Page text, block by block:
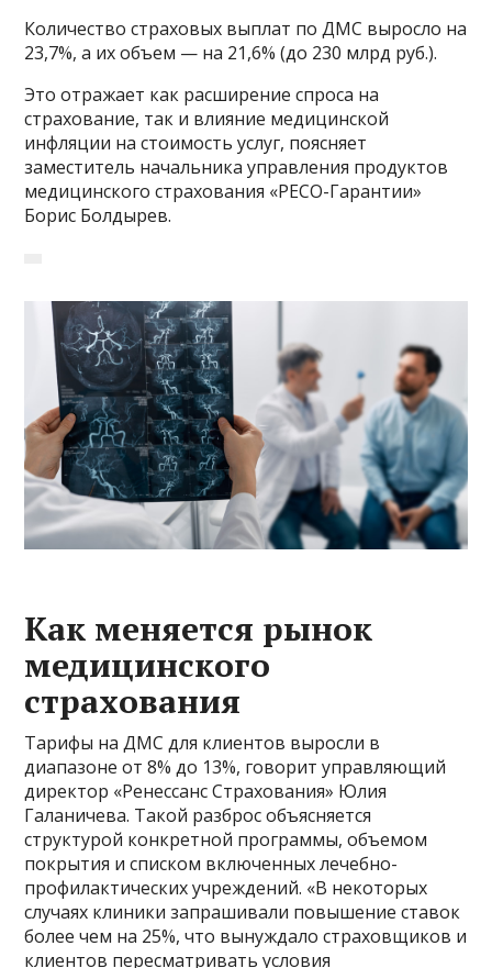
Количество страховых выплат по ДМС выросло на
23,7%, а их объем — на 21,6% (до 230 млрд руб.).
Это отражает как расширение спроса на
страхование, так и влияние медицинской
инфляции на стоимость услуг, поясняет
заместитель начальника управления продуктов
медицинского страхования «РЕСО-Гарантии»
Борис Болдырев.
Как меняется рынок
медицинского
страхования
Тарифы на ДМС для клиентов выросли в
диапазоне от 8% до 13%, говорит управляющий
директор «Ренессанс Страхования» Юлия
Галаничева. Такой разброс объясняется
структурой конкретной программы, объемом
покрытия и списком включенных лечебно-
профилактических учреждений. «В некоторых
случаях клиники запрашивали повышение ставок
более чем на 25%, что вынуждало страховщиков и
клиентов пересматривать условия